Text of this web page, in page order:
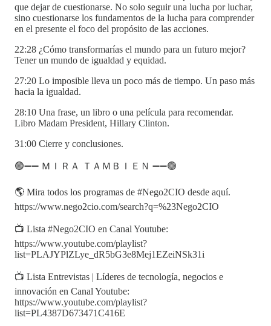
que dejar de cuestionarse. No solo seguir una lucha por luchar,
sino cuestionarse los fundamentos de la lucha para comprender
en el presente el foco del propósito de las acciones.
22:28 ¿Cómo transformarías el mundo para un futuro mejor?
Tener un mundo de igualdad y equidad.
27:20 Lo imposible lleva un poco más de tiempo. Un paso más
hacia la igualdad.
28:10 Una frase, un libro o una película para recomendar.
Libro Madam President, Hillary Clinton.
31:00 Cierre y conclusiones.
🟢➖➖ ＭＩＲＡ ＴＡＭＢＩＥＮ ➖➖🟢
🌎 Mira todos los programas de #Nego2CIO desde aquí.
https://www.nego2cio.com/search?q=%23Nego2CIO
📺 Lista #Nego2CIO en Canal Youtube:
https://www.youtube.com/playlist?
list=PLAJYPlZLye_dR5bG3e8Mej1EZeiNSk31i
📺 Lista Entrevistas | Líderes de tecnología, negocios e
innovación en Canal Youtube:
https://www.youtube.com/playlist?
list=PL4387D673471C416E